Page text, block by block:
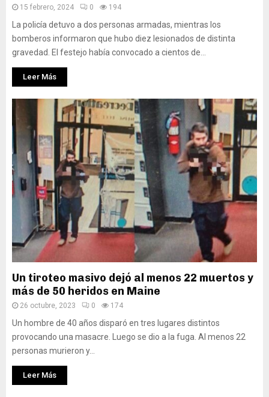
15 febrero, 2024 0 194
La policía detuvo a dos personas armadas, mientras los
bomberos informaron que hubo diez lesionados de distinta
gravedad. El festejo había convocado a cientos de...
Leer Más
Un tiroteo masivo dejó al menos 22 muertos y
más de 50 heridos en Maine
26 octubre, 2023 0 174
Un hombre de 40 años disparó en tres lugares distintos
provocando una masacre. Luego se dio a la fuga. Al menos 22
personas murieron y...
Leer Más